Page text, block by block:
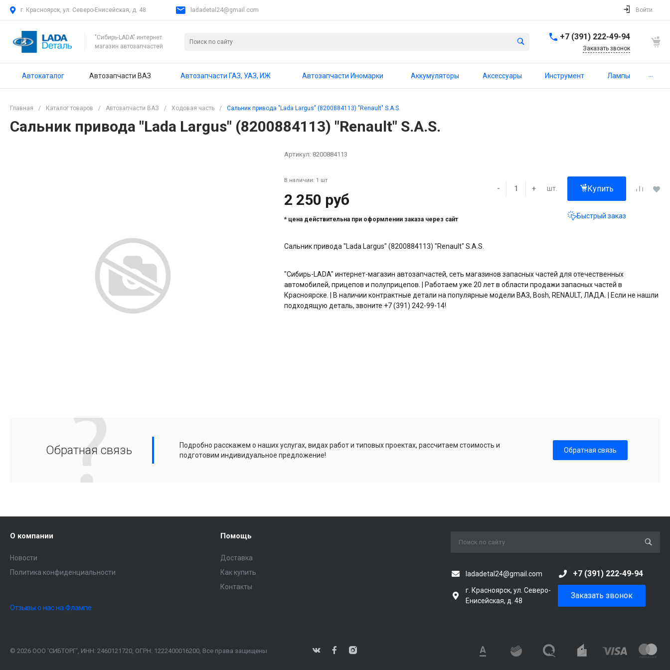
г. Красноярск, ул. Северо-Енисейская, д. 48 ladadetal24@gmail.com Войти
"Сибирь-LADA" интернет
магазин автозапчастей
+7 (391) 222-49-94
Заказать звонок
Автокаталог Автозапчасти ВАЗ Автозапчасти ГАЗ, УАЗ, ИЖ Автозапчасти Иномарки Аккумуляторы Аксессуары Инструмент Лампы ...
Главная / Каталог товаров / Автозапчасти ВАЗ / Ходовая часть / Сальник привода "Lada Largus" (8200884113) "Renault" S.A.S.
Сальник привода "Lada Largus" (8200884113) "Renault" S.A.S.
Артикул: 8200884113
В наличии: 1 шт
2 250 руб
* цена действительна при оформлении заказа через сайт
- + шт. Купить
Быстрый заказ
Сальник привода "Lada Largus" (8200884113) "Renault" S.A.S.
"Сибирь-LADA" интернет-магазин автозапчастей, сеть магазинов запасных частей для отечественных
автомобилей, прицепов и полуприцепов. | Работаем уже 20 лет в области продажи запасных частей в
Красноярске. | В наличии контрактные детали на популярные модели ВАЗ, Bosh, RENAULT, ЛАДА. | Если не нашли
подходящую деталь, звоните +7 (391) 242-99-14!
Обратная связь
Подробно расскажем о наших услугах, видах работ и типовых проектах, рассчитаем стоимость и
подготовим индивидуальное предложение!
Обратная связь
О компании
Новости
Политика конфиденциальности
Помощь
Доставка
Как купить
Контакты
Отзывы о нас на Флампе
ladadetal24@gmail.com +7 (391) 222-49-94
г. Красноярск, ул. Северо-
Енисейская, д. 48
Заказать звонок
© 2026 ООО 'СИБТОРГ', ИНН: 2460121720, ОГРН: 1222400016200, Все права защищены